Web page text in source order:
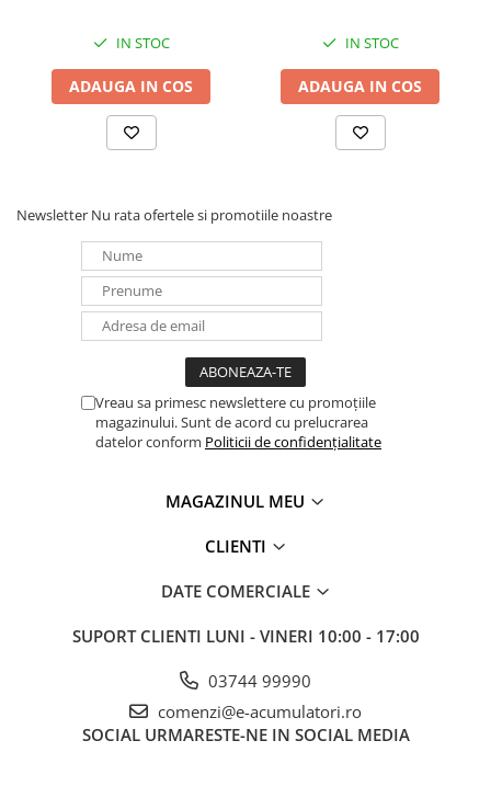
IN STOC
ADAUGA IN COS
IN STOC
ADAUGA IN COS
Newsletter Nu rata ofertele si promotiile noastre
Vreau sa primesc newslettere cu promoțiile
magazinului. Sunt de acord cu prelucrarea
datelor conform Politicii de confidențialitate
MAGAZINUL MEU
CLIENTI
DATE COMERCIALE
SUPORT CLIENTI LUNI - VINERI 10:00 - 17:00
03744 99990
comenzi@e-acumulatori.ro
SOCIAL URMARESTE-NE IN SOCIAL MEDIA